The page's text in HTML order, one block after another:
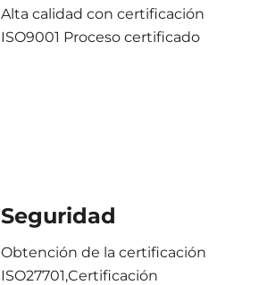
Alta calidad con certificación
ISO9001 Proceso certificado
Seguridad
Obtención de la certificación
ISO27701,Certificación